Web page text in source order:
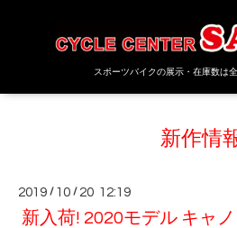
スポーツバイクの展示・在庫数は
新作情
2019 / 10 / 20 12:19
新入荷! 2020モデル キャ